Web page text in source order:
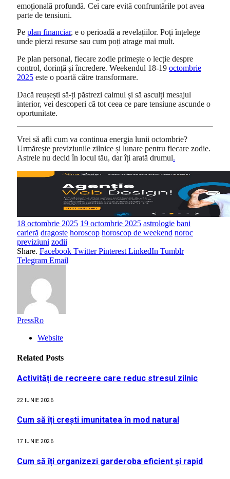
emoțională profundă. Cei care evită confruntările pot avea
parte de tensiuni.
Pe plan financiar, e o perioadă a revelațiilor. Poți înțelege
unde pierzi resurse sau cum poți atrage mai mult.
Pe plan personal, fiecare zodie primește o lecție despre
control, dorință și încredere. Weekendul 18-19 octombrie
2025 este o poartă către transformare.
Dacă reușești să-ți păstrezi calmul și să asculți mesajul
interior, vei descoperi că tot ceea ce pare tensiune ascunde o
oportunitate.
Vrei să afli cum va continua energia lunii octombrie?
Urmărește previziunile zilnice și lunare pentru fiecare zodie.
Astrele nu decid în locul tău, dar îți arată drumul.
18 octombrie 2025 19 octombrie 2025 astrologie bani
carieră dragoste horoscop horoscop de weekend noroc
previziuni zodii
Share. Facebook Twitter Pinterest LinkedIn Tumblr
Telegram Email
PressRo
Website
Related Posts
Activități de recreere care reduc stresul zilnic
22 IUNIE 2026
Cum să îți crești imunitatea în mod natural
17 IUNIE 2026
Cum să îți organizezi garderoba eficient și rapid